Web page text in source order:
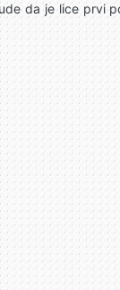
da je lice prvi